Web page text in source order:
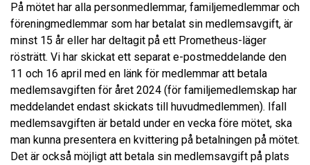
På mötet har alla personmedlemmar, familjemedlemmar och
föreningmedlemmar som har betalat sin medlemsavgift, är
minst 15 år eller har deltagit på ett Prometheus-läger
rösträtt. Vi har skickat ett separat e-postmeddelande den
11 och 16 april med en länk för medlemmar att betala
medlemsavgiften för året 2024 (för familjemedlemskap har
meddelandet endast skickats till huvudmedlemmen). Ifall
medlemsavgiften är betald under en vecka före mötet, ska
man kunna presentera en kvittering på betalningen på mötet.
Det är också möjligt att betala sin medlemsavgift på plats